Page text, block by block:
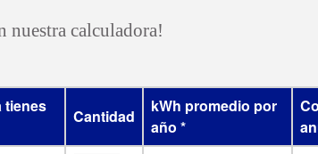
nuestra calculadora!
tienes
Cantidad
kWh promedio por
año *